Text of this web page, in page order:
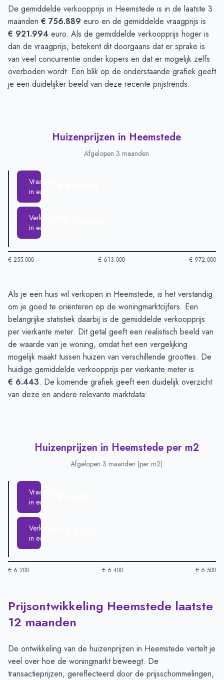
De gemiddelde verkoopprijs in Heemstede is in de laatste 3
maanden € 756.889 euro en de gemiddelde vraagprijs is
€ 921.994 euro. Als de gemiddelde verkoopprijs hoger is
dan de vraagprijs, betekent dit doorgaans dat er sprake is
van veel concurrentie onder kopers en dat er mogelijk zelfs
overboden wordt. Een blik op de onderstaande grafiek geeft
je een duidelijker beeld van deze recente prijstrends:
Huizenprijzen in Heemstede
Afgelopen 3 maanden
Vraagprijs
in euro's
Verkoopprijs
in euro's
€ 255.000 € 613.000 € 972.000
Huizenprijzen in Heemstede - Afgelopen 3 maanden
Type
Bedrag
Vraagprijs in euro's
€ 921.994
Verkoopprijs in euro's
€ 756.889
Als je een huis wil verkopen in Heemstede, is het verstandig
om je goed te oriënteren op de woningmarktcijfers. Een
belangrijke statistiek daarbij is de gemiddelde verkoopprijs
per vierkante meter. Dit getal geeft een realistisch beeld van
de waarde van je woning, omdat het een vergelijking
mogelijk maakt tussen huizen van verschillende groottes. De
huidige gemiddelde verkoopprijs per vierkante meter is
€ 6.443. De komende grafiek geeft een duidelijk overzicht
van deze en andere relevante marktdata:
Huizenprijzen in Heemstede per m2
Afgelopen 3 maanden (per m2)
Vraagprijs
in euro's
Verkoopprijs
in euro's
€ 6.200 € 6.400 € 6.500
Huizenprijzen in Heemstede per m2-Afgelopen 3 maanden
Type
Vraagprijs in euro's
Verkoopprijs in euro's
€ 6.443
Prijsontwikkeling Heemstede laatste
12 maanden
De ontwikkeling van de huizenprijzen in Heemstede vertelt je
veel over hoe de woningmarkt beweegt. De
transactieprijzen, gereflecteerd door de prijsschommelingen,